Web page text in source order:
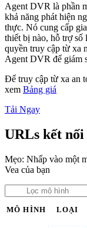
Agent DVR là phần
khả năng phát hiện
thực. Nó cung cấp
thiết bị nào, hỗ trợ số
quyền truy cập từ xa
Agent DVR để giám
Để truy cập từ xa an
xem Bảng giá
Tải Ngay
URLs kết nối
Mẹo: Nhấp vào một
Vea của bạn
MÔ HÌNH LOẠI